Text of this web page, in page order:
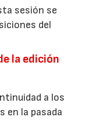
sesión se
del
la edición
a los
en la pasada